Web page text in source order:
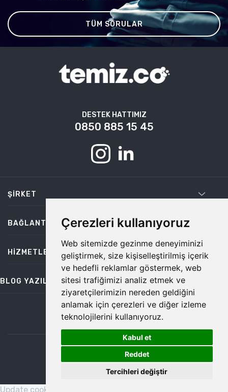
Çerezleri kullanıyoruz
Web sitemizde gezinme deneyiminizi
geliştirmek, size kişiselleştirilmiş içerik
ve hedefli reklamlar göstermek, web
sitesi trafiğimizi analiz etmek ve
ziyaretçilerimizin nereden geldiğini
anlamak için çerezleri ve diğer izleme
teknolojilerini kullanıyoruz.
Kabul et
Reddet
Tercihleri değiştir
TÜM SORULAR
DESTEK HATTIMIZ
0850 885 15 45
ŞIRKET
BAĞLANTILAR
HIZMETLER
BLOG YAZILARI
bilgi@temiz.co
©2026 Temiz, Her Hakkı Saklıdır.
Update cookies preferences